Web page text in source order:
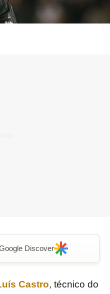
Discover
Castro, técnico do